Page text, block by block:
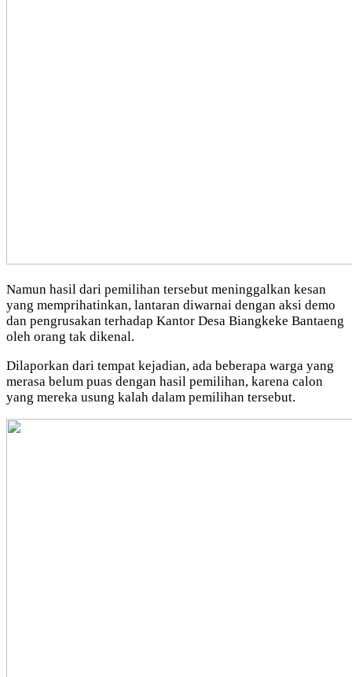
Namun hasil dari pemilihan tersebut meninggalkan kesan
yang memprihatinkan, lantaran diwarnai dengan aksi demo
dan pengrusakan terhadap Kantor Desa Biangkeke Bantaeng
oleh orang tak dikenal.
Dilaporkan dari tempat kejadian, ada beberapa warga yang
merasa belum puas dengan hasil pemilihan, karena calon
yang mereka usung kalah dalam pemilihan tersebut.